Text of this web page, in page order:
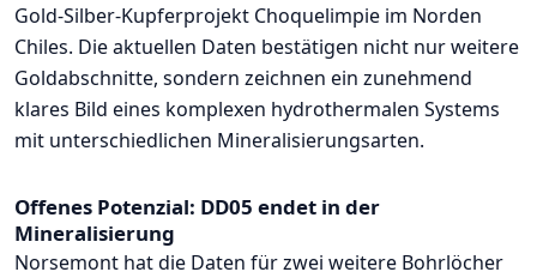
Gold-Silber-Kupferprojekt Choquelimpie im Norden
Chiles. Die aktuellen Daten bestätigen nicht nur weitere
Goldabschnitte, sondern zeichnen ein zunehmend
klares Bild eines komplexen hydrothermalen Systems
mit unterschiedlichen Mineralisierungsarten.
Offenes Potenzial: DD05 endet in der
Mineralisierung
Norsemont hat die Daten für zwei weitere Bohrlöcher